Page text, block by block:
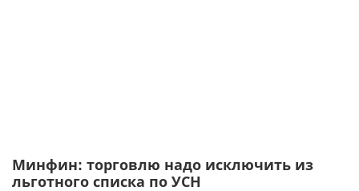
Минфин: торговлю надо исключить из
льготного списка по УСН